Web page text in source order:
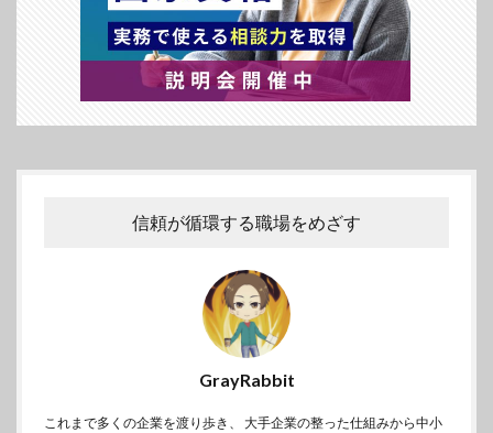
信頼が循環する職場をめざす
GrayRabbit
これまで多くの企業を渡り歩き、 大手企業の整った仕組みから中小